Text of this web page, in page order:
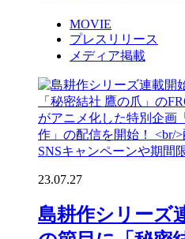
MOVIE
プレスリリース
メディア掲載
23.07.27
島耕作シリーズ